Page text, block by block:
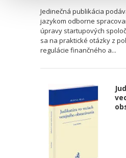
Jedinečná publikácia
jazykom odborne
úpravy startupových
sa na praktické otázky z
regulácie finančného a...